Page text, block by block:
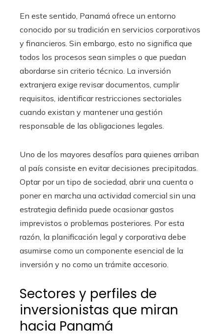
En este sentido, Panamá ofrece un entorno
conocido por su tradición en servicios corporativos
y financieros. Sin embargo, esto no significa que
todos los procesos sean simples o que puedan
abordarse sin criterio técnico. La inversión
extranjera exige revisar documentos, cumplir
requisitos, identificar restricciones sectoriales
cuando existan y mantener una gestión
responsable de las obligaciones legales.
Uno de los mayores desafíos para quienes arriban
al país consiste en evitar decisiones precipitadas.
Optar por un tipo de sociedad, abrir una cuenta o
poner en marcha una actividad comercial sin una
estrategia definida puede ocasionar gastos
imprevistos o problemas posteriores. Por esta
razón, la planificación legal y corporativa debe
asumirse como un componente esencial de la
inversión y no como un trámite accesorio.
Sectores y perfiles de
inversionistas que miran
hacia Panamá